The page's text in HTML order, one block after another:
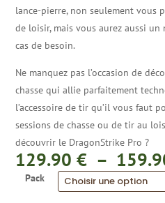
lance-pierre, non seulement
de loisir, mais vous aurez aussi un
cas de besoin.
Ne manquez pas l’occasion de
chasse qui allie parfaitement
l’accessoire de tir qu’il vous faut
sessions de chasse ou de tir au
découvrir le DragonStrike Pro ?
129.90€ –
Pack